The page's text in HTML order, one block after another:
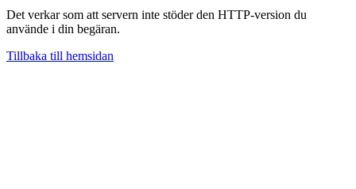
Det verkar som att servern inte stöder den HTTP-version du
använde i din begäran.
Tillbaka till hemsidan